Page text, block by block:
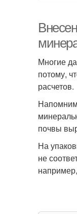
Многие
потому,
расчетов.
почвы
На
не